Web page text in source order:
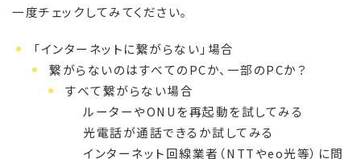
一度チェックしてみてください。
「インターネットに繋がらない」場合
繋がらないのはすべてのPCか、一部のPCか？
すべて繋がらない場合
ルーターやONUを再起動を試してみる
光電話が通話できるか試してみる
インターネット回線業者（NTTやeo光等）に問